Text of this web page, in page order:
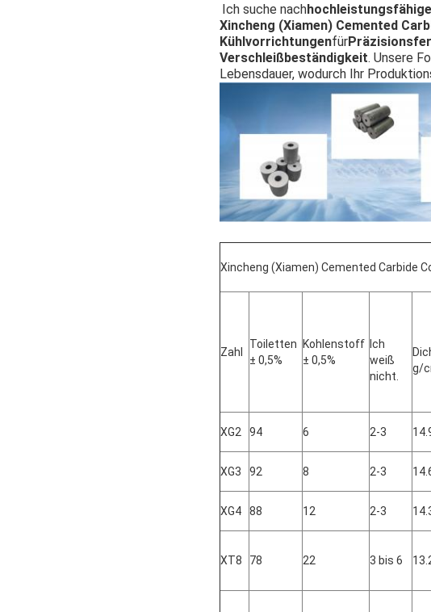
Ich suche nach
Xincheng (Xiamen) Cemented
Kühlvorrichtungenfür
Verschleißbeständigkeit. Unsere
Lebensdauer, wodurch Ihr
Xincheng (Xiamen) Cemented Carbide
Zahl
Toiletten
± 0,5%
Kohlenstoff
± 0,5%
Ich
weiß
nicht.
g/
XG2 94 6 2-3
XG3 92 8 2-3
XG4 88 12 2-3
XT8 78 22 3 bis 6